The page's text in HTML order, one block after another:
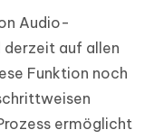
Audio-
derzeit auf allen
Funktion noch
ermöglicht